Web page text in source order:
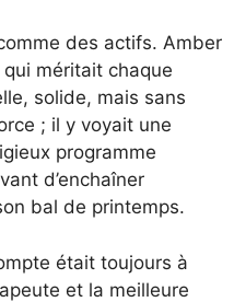
des actifs. Amber
méritait chaque
solide, mais sans
; il y voyait une
programme
d’enchaîner
bal de printemps.
était toujours à
et la meilleure